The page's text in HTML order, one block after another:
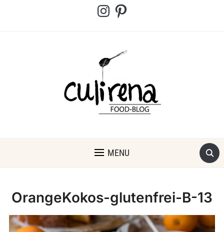
InstagramPinterest
MENU
OrangeKokos-glutenfrei-B-13